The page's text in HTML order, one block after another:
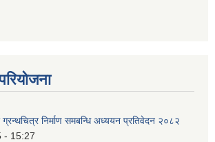
ग्रन्थचित्र निर्माण समबन्धि अध्ययन प्रतिवेदन २०८२
- 15:27